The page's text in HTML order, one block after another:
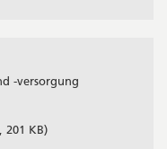
-versorgung
201 KB)